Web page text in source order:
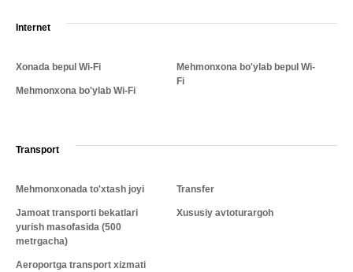
Internet
Xonada bepul Wi-Fi
Mehmonxona bo'ylab Wi-Fi
Mehmonxona bo'ylab bepul Wi-
Fi
Transport
Mehmonxonada to'xtash joyi
Jamoat transporti bekatlari
yurish masofasida (500
metrgacha)
Aeroportga transport xizmati
Transfer
Xususiy avtoturargoh